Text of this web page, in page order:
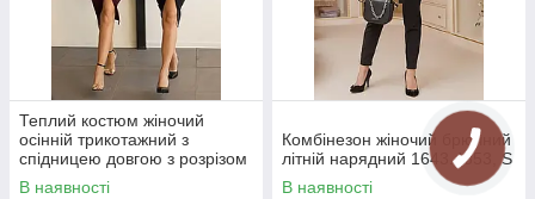
Теплий костюм жіночий
осінній трикотажний з
спідницею довгою з розрізом
бордовий
В наявності
Комбінезон жіночий брючний
літній нарядний 1643.4353, S
В наявності